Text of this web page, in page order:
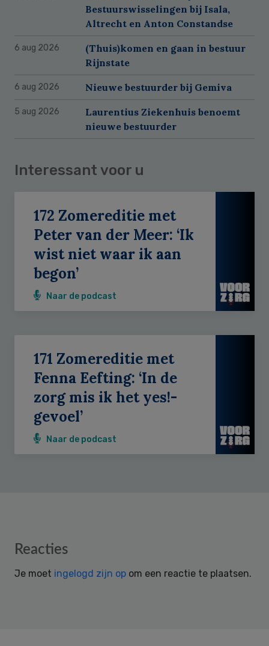
Bestuurswisselingen bij Isala,
Altrecht en Anton Constandse
6 aug 2026
(Thuis)komen en gaan in bestuur
Rijnstate
6 aug 2026 Nieuwe bestuurder bij Gemiva
5 aug 2026
Laurentius Ziekenhuis benoemt
nieuwe bestuurder
Interessant voor u
172 Zomereditie met
Peter van der Meer: ‘Ik
wist niet waar ik aan
begon’
Naar de podcast
171 Zomereditie met
Fenna Eefting: ‘In de
zorg mis ik het yes!-
gevoel’
Naar de podcast
Reader
Reacties
Je moet ingelogd zijn op om een reactie te plaatsen.